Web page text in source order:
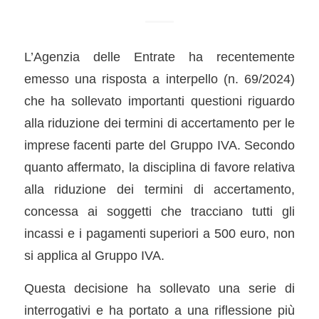
L’Agenzia delle Entrate ha recentemente
emesso una risposta a interpello (n. 69/2024)
che ha sollevato importanti questioni riguardo
alla riduzione dei termini di accertamento per le
imprese facenti parte del Gruppo IVA. Secondo
quanto affermato, la disciplina di favore relativa
alla riduzione dei termini di accertamento,
concessa ai soggetti che tracciano tutti gli
incassi e i pagamenti superiori a 500 euro, non
si applica al Gruppo IVA.
Questa decisione ha sollevato una serie di
interrogativi e ha portato a una riflessione più